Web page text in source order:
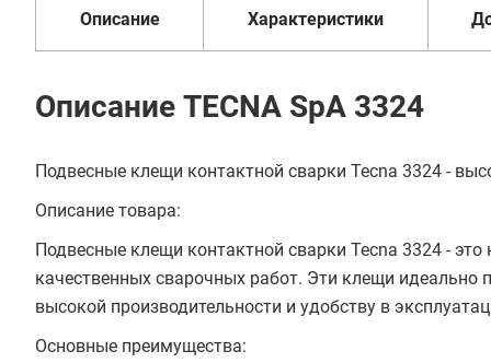
Описание Характеристики
Описание TECNA SpA 3324
Подвесные клещи контактной сварки Tecna 3324 -
Описание товара:
Подвесные клещи контактной сварки Tecna 3324 -
качественных сварочных работ. Эти клещи идеально
высокой производительности и удобству в
Основные преимущества: